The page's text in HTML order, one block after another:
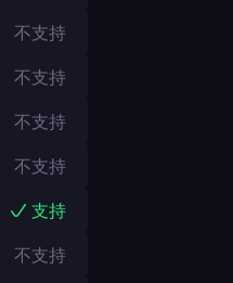
不支持
不支持
不支持
不支持
支持
不支持